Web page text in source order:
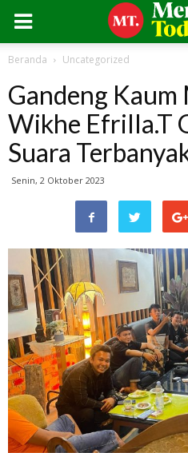
Beranda Uncategorized
Gandeng
Wikhe Efrilla.T
Suara
Senin, 2 Oktober 2023